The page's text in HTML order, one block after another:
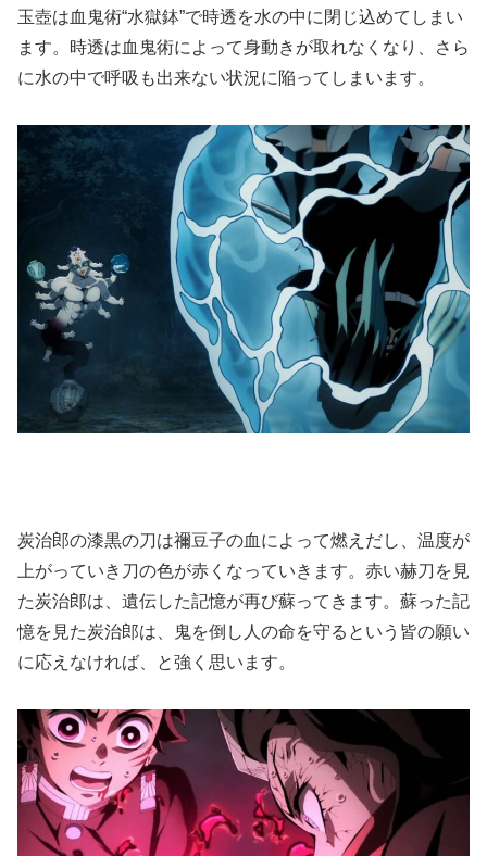
玉壺は血鬼術“水獄鉢”で時透を水の中に閉じ込めてしまい
ます。時透は血鬼術によって身動きが取れなくなり、さら
に水の中で呼吸も出来ない状況に陥ってしまいます。
炭治郎の漆黒の刀は禰豆子の血によって燃えだし、温度が
上がっていき刀の色が赤くなっていきます。赤い赫刀を見
た炭治郎は、遺伝した記憶が再び蘇ってきます。蘇った記
憶を見た炭治郎は、鬼を倒し人の命を守るという皆の願い
に応えなければ、と強く思います。